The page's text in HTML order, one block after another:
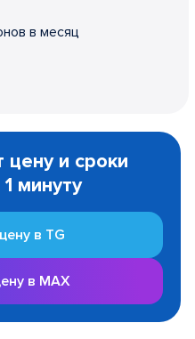
в месяц
и сроки
минуту
в TG
в MAX